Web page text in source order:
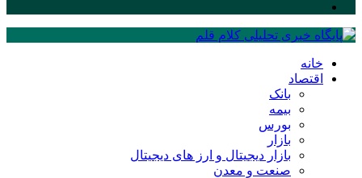
خانه
اقتصاد
بانک
بیمه
بورس
بازار
بازار دیجیتال و ارز های دیجیتال
صنعت و معدن